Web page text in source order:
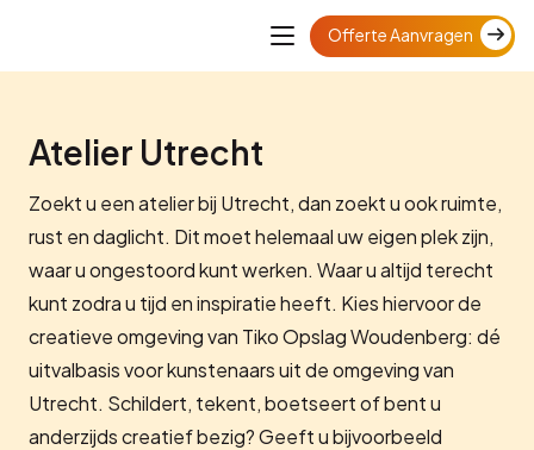
Offerte Aanvragen
Atelier Utrecht
Zoekt u een atelier bij Utrecht, dan zoekt u ook ruimte,
rust en daglicht. Dit moet helemaal uw eigen plek zijn,
waar u ongestoord kunt werken. Waar u altijd terecht
kunt zodra u tijd en inspiratie heeft. Kies hiervoor de
creatieve omgeving van Tiko Opslag Woudenberg: dé
uitvalbasis voor kunstenaars uit de omgeving van
Utrecht. Schildert, tekent, boetseert of bent u
anderzijds creatief bezig? Geeft u bijvoorbeeld